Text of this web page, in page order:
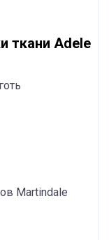
ткани Adele
Martindale